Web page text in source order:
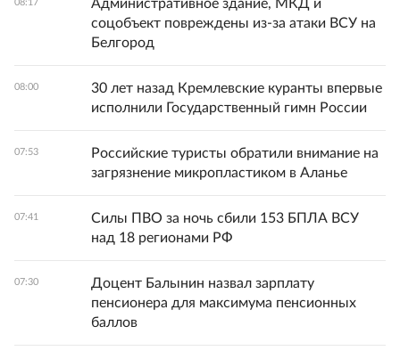
08:17
Административное здание, МКД и
соцобъект повреждены из-за атаки ВСУ на
Белгород
08:00
30 лет назад Кремлевские куранты впервые
исполнили Государственный гимн России
07:53
Российские туристы обратили внимание на
загрязнение микропластиком в Аланье
07:41
Силы ПВО за ночь сбили 153 БПЛА ВСУ
над 18 регионами РФ
07:30
Доцент Балынин назвал зарплату
пенсионера для максимума пенсионных
баллов